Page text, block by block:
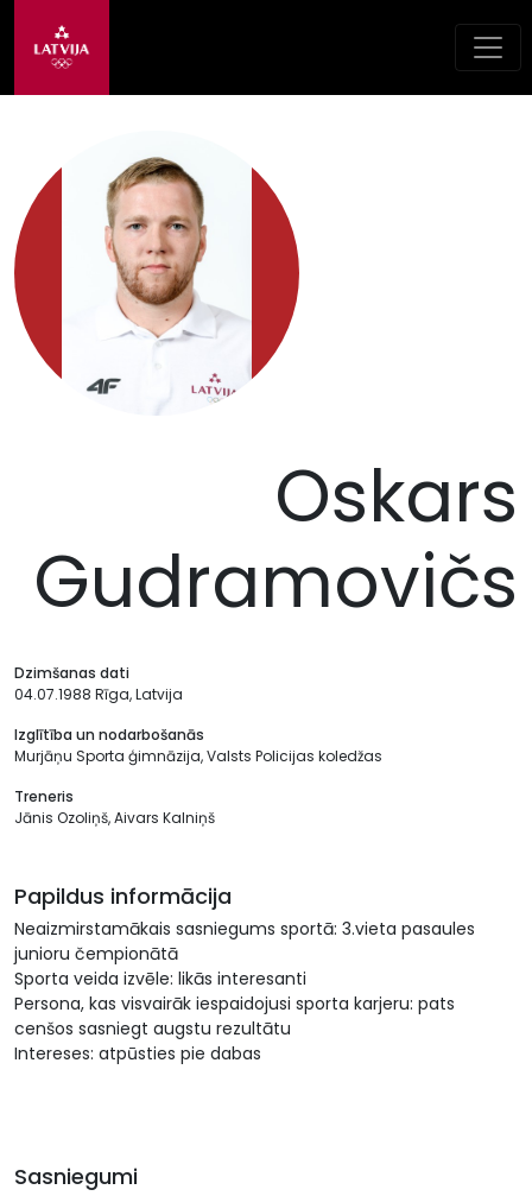
Oskars
Gudramovičs
Dzimšanas dati
04.07.1988 Rīga, Latvija
Izglītība un nodarbošanās
Murjāņu Sporta ģimnāzija, Valsts Policijas koledžas
Treneris
Jānis Ozoliņš, Aivars Kalniņš
Papildus informācija
Neaizmirstamākais sasniegums sportā: 3.vieta pasaules
junioru čempionātā
Sporta veida izvēle: likās interesanti
Persona, kas visvairāk iespaidojusi sporta karjeru: pats
cenšos sasniegt augstu rezultātu
Intereses: atpūsties pie dabas
Sasniegumi